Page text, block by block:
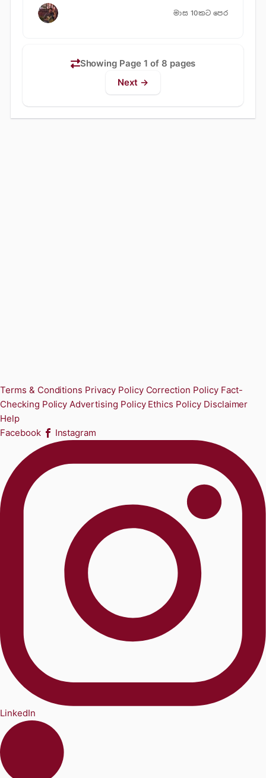
මාස 10කට පෙර
Showing Page 1 of 8 pages
Next →
Terms & Conditions Privacy Policy Correction Policy Fact-
Checking Policy Advertising Policy Ethics Policy Disclaimer
Help
Facebook
Instagram
LinkedIn